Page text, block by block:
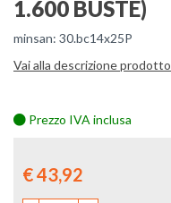
1.600 BUSTE)
minsan: 30.bc14x25P
Vai alla descrizione prodotto
Prezzo IVA inclusa
€ 43,92